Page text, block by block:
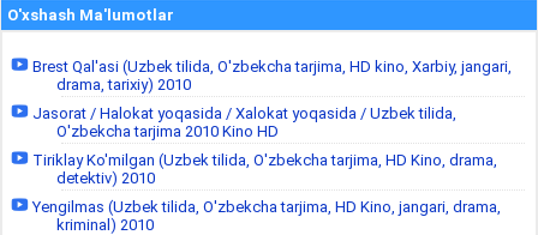
O'xshash Ma'lumotlar
Brest Qal'asi (Uzbek tilida, O'zbekcha tarjima, HD kino, Xarbiy, jangari,
drama, tarixiy) 2010
Jasorat / Halokat yoqasida / Xalokat yoqasida / Uzbek tilida,
O'zbekcha tarjima 2010 Kino HD
Tiriklay Ko'milgan (Uzbek tilida, O'zbekcha tarjima, HD Kino, drama,
detektiv) 2010
Yengilmas (Uzbek tilida, O'zbekcha tarjima, HD Kino, jangari, drama,
kriminal) 2010